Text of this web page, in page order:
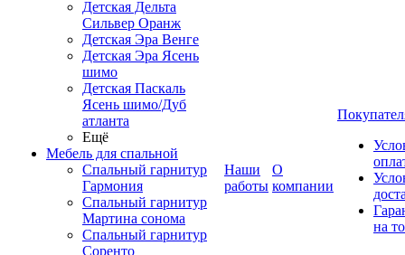
Детская Дельта
Сильвер Оранж
Детская Эра Венге
Детская Эра Ясень
шимо
Детская Паскаль
Ясень шимо/Дуб
атланта
Ещё
Мебель для спальной
Спальный гарнитур
Гармония
Спальный гарнитур
Мартина сонома
Спальный гарнитур
Соренто
Наши
работы
О
компании
на